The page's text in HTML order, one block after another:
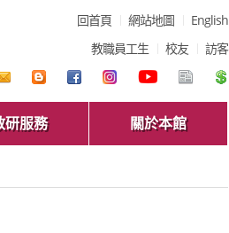
回首頁 網站地圖
English
教職員工生
校友 訪客
研服務 關於本館